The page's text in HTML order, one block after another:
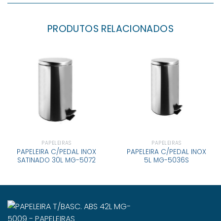
PRODUTOS RELACIONADOS
PAPELEIRAS
PAPELEIRA C/PEDAL INOX
SATINADO 30L MG-5072
PAPELEIRAS
PAPELEIRA C/PEDAL INOX
5L MG-5036S